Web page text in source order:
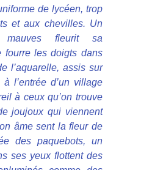
de lycéen, trop
et aux chevilles. Un
mauves fleurit sa
fourre les doigts dans
l’aquarelle, assis sur
l’entrée d’un village
à ceux qu’on trouve
joujoux qui viennent
âme sent la fleur de
des paquebots, un
ses yeux flottent des